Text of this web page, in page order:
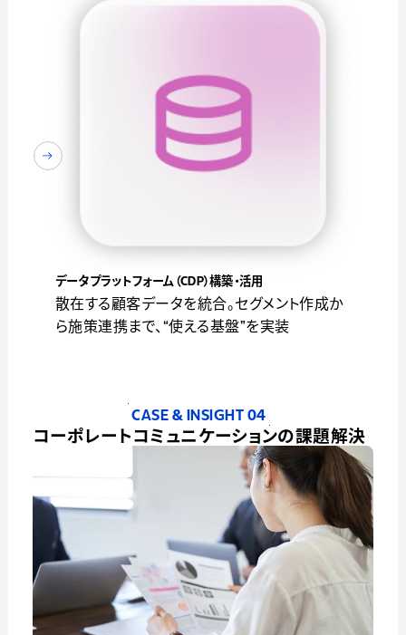
データプラットフォーム（CDP）構築・活用
散在する顧客データを統合。セグメント作成か
ら施策連携まで、“使える基盤”を実装
CASE & INSIGHT 04
コーポレートコミュニケーションの課題解決